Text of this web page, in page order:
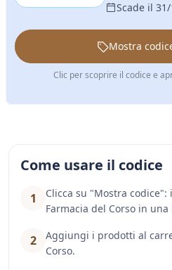
Scade il
Mostra
Clic per scoprire il codice e
Come usare il codice
1
Clicca su "Mostra
Farmacia del Corso in una
2
Aggiungi i prodotti al
Corso.